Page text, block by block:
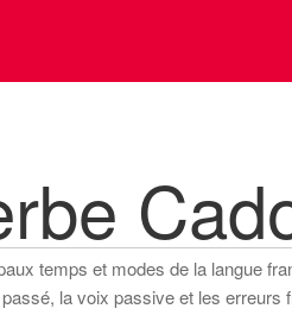
temps et modes de la langue
la voix passive et les